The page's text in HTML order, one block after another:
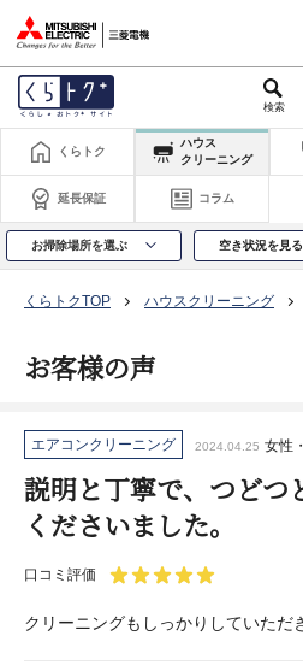
くらトク
ハウス
クリーニング
延長保証 コラム
お掃除場所を選ぶ 空き状況を見る
くらトクTOP ハウスクリーニング
お客様の声
エアコンクリーニング 2024.04.25 女性
説明と丁寧で、つどつ
くださいました。
口コミ評価
クリーニングもしっかりしていただ